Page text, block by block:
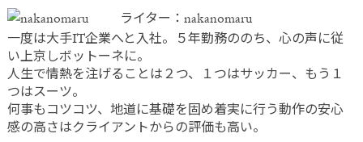
ライター：nakanomaru
一度は大手IT企業へと入社。５年勤務ののち、心の声に従
い上京しボットーネに。
人生で情熱を注げることは２つ、１つはサッカー、もう１
つはスーツ。
何事もコツコツ、地道に基礎を固め着実に行う動作の安心
感の高さはクライアントからの評価も高い。